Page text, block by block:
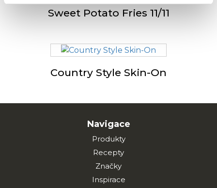
Sweet Potato Fries 11/11
Country Style Skin-On
Navigace
Produkty
Recepty
Značky
Inspirace